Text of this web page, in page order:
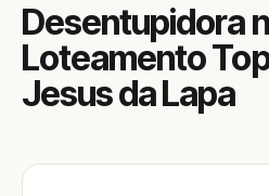
Desentupidora
Loteamento
Jesus da Lapa